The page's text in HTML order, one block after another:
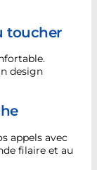
toucher
design
appels avec
filaire et au